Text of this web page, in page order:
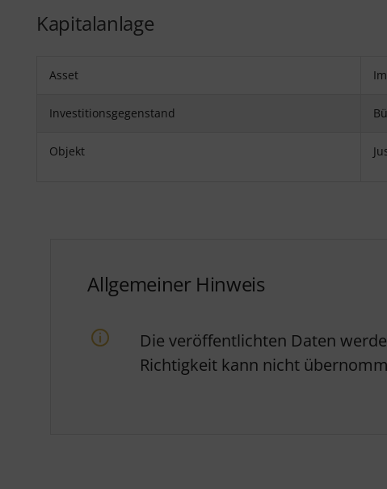
Kapitalanlage
Asset
Investitionsgegenstand
Objekt
Allgemeiner Hinweis
Die veröffentlichten Daten
Richtigkeit kann nicht